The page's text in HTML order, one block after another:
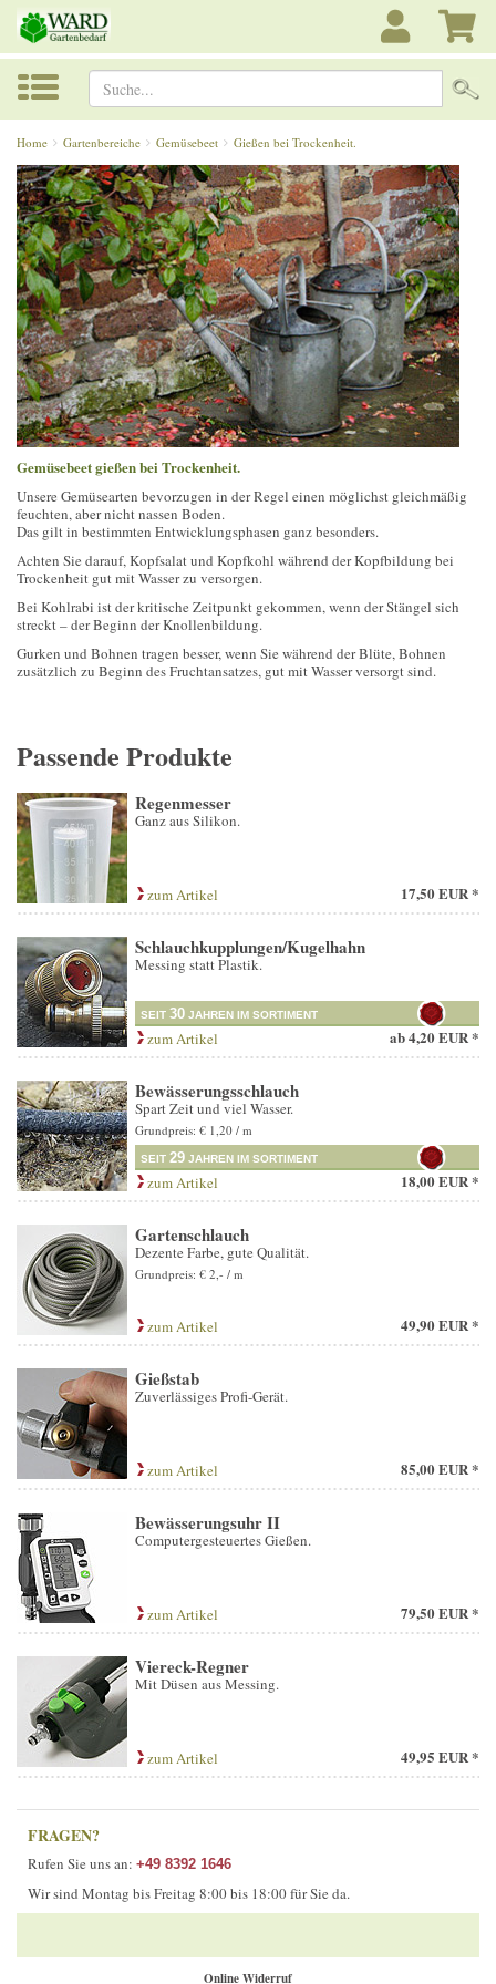
Suche...
Home Gartenbereiche Gemüsebeet Gießen bei Trockenheit.
Gemüsebeet gießen bei Trockenheit.
Unsere Gemüsearten bevorzugen in der Regel einen möglichst gleichmäßig
feuchten, aber nicht nassen Boden.
Das gilt in bestimmten Entwicklungsphasen ganz besonders.
Achten Sie darauf, Kopfsalat und Kopfkohl während der Kopfbildung bei
Trockenheit gut mit Wasser zu versorgen.
Bei Kohlrabi ist der kritische Zeitpunkt gekommen, wenn der Stängel sich
streckt – der Beginn der Knollenbildung.
Gurken und Bohnen tragen besser, wenn Sie während der Blüte, Bohnen
zusätzlich zu Beginn des Fruchtansatzes, gut mit Wasser versorgt sind.
Passende Produkte
Regenmesser
Ganz aus Silikon.
zum Artikel 17,50 EUR *
Schlauchkupplungen/Kugelhahn
Messing statt Plastik.
SEIT 30 JAHREN IM SORTIMENT
zum Artikel ab4,20 EUR *
Bewässerungsschlauch
Spart Zeit und viel Wasser.
Grundpreis: € 1,20 / m
SEIT 29 JAHREN IM SORTIMENT
zum Artikel 18,00 EUR *
Gartenschlauch
Dezente Farbe, gute Qualität.
Grundpreis: € 2,- / m
zum Artikel 49,90 EUR *
Gießstab
Zuverlässiges Profi-Gerät.
zum Artikel 85,00 EUR *
Bewässerungsuhr II
Computergesteuertes Gießen.
zum Artikel 79,50 EUR *
Viereck-Regner
Mit Düsen aus Messing.
zum Artikel 49,95 EUR *
FRAGEN?
Rufen Sie uns an: +49 8392 1646
Wir sind Montag bis Freitag 8:00 bis 18:00 für Sie da.
Online Widerruf